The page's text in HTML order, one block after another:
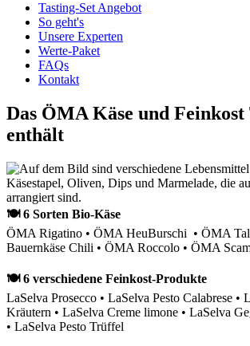
Tasting-Set Angebot
So geht's
Unsere Experten
Werte-Paket
FAQs
Kontakt
Das ÖMA Käse und Feinkost
enthält
🍽 6 Sorten Bio-Käse
ÖMA Rigatino • ÖMA HeuBurschi • ÖMA
Bauernkäse Chili • ÖMA Roccolo • ÖMA
🍽 6 verschiedene Feinkost-Produkte
LaSelva Prosecco • LaSelva Pesto Calabrese •
Kräutern • LaSelva Creme limone • LaSelva
• LaSelva Pesto Trüffel